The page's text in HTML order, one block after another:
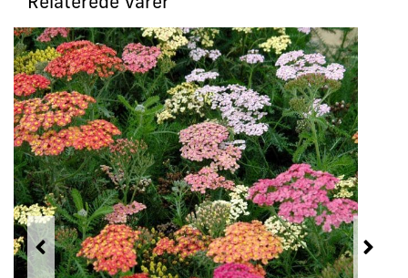
Relaterede varer